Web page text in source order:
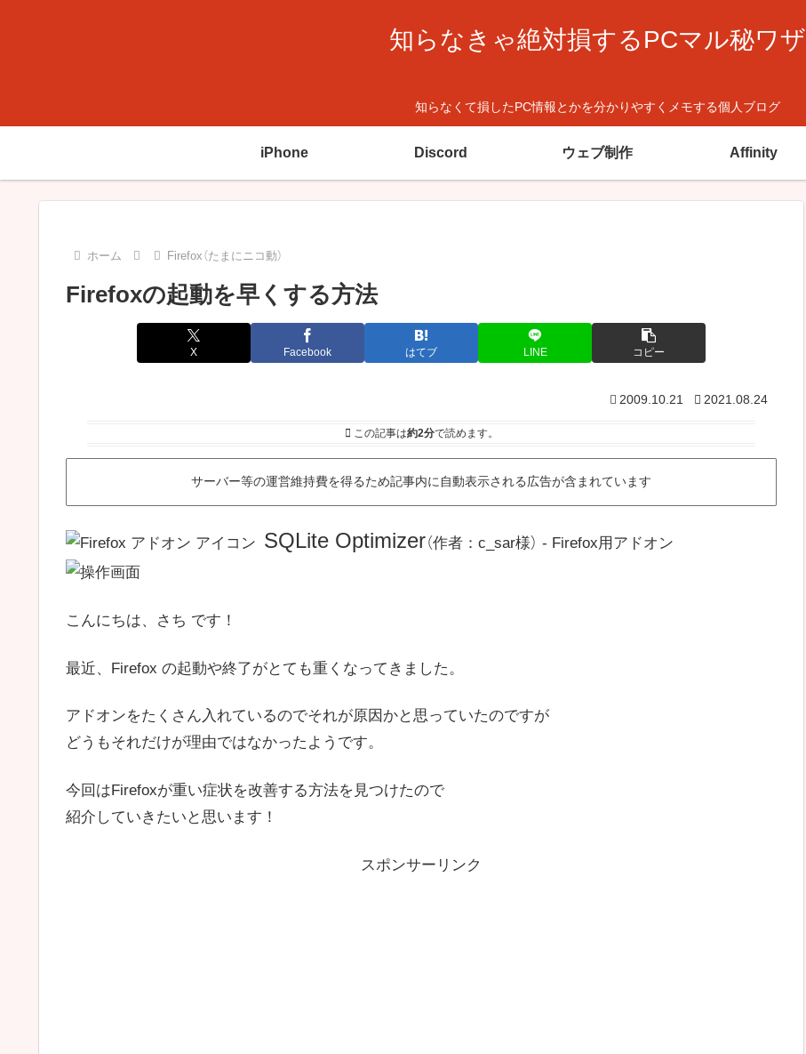
知らなきゃ絶対損するPCマル秘ワザ
知らなくて損したPC情報とかを分かりやすくメモする個人ブログ
iPhone Discord ウェブ制作 Affinity
ホーム Firefox（たまにニコ動）
Firefoxの起動を早くする方法
X Facebook はてブ LINE コピー
2009.10.21 2021.08.24
この記事は約2分で読めます。
サーバー等の運営維持費を得るため記事内に自動表示される広告が含まれています
SQLite Optimizer（作者：c_sar様） - Firefox用アドオン
こんにちは、さち です！
最近、Firefox の起動や終了がとても重くなってきました。
アドオンをたくさん入れているのでそれが原因かと思っていたのですが
どうもそれだけが理由ではなかったようです。
今回はFirefoxが重い症状を改善する方法を見つけたので
紹介していきたいと思います！
スポンサーリンク